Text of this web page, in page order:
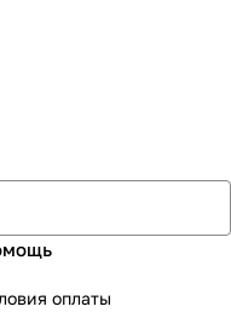
оплаты